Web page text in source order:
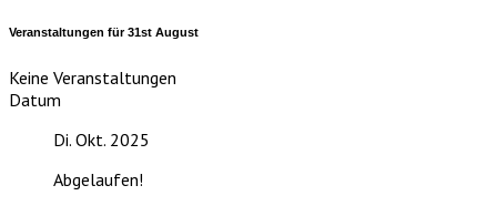
Veranstaltungen für31st August
Keine Veranstaltungen
Datum
Di. Okt. 2025
Abgelaufen!